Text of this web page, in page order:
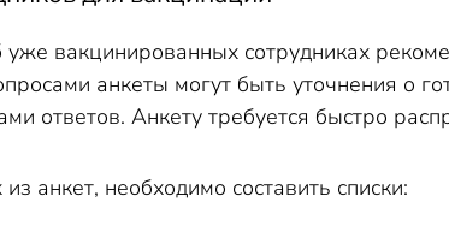
вакцинированных сотрудниках
анкеты могут быть уточнения о
ответов. Анкету требуется быстро
анкет, необходимо составить списки: